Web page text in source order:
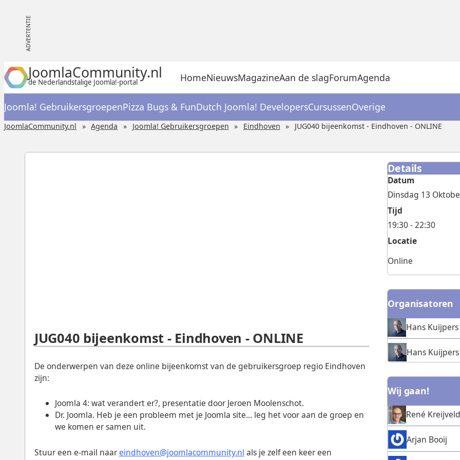
JoomlaCommunity.nl
de Nederlandstalige Joomla!-portal HomeNieuwsMagazineAan de slagForumAgenda
Joomla! GebruikersgroepenPizza Bugs & FunDutch Joomla! DevelopersCursussenOverige
JoomlaCommunity.nl Agenda Joomla! Gebruikersgroepen Eindhoven JUG040 bijeenkomst - Eindhoven - ONLINE
JUG040 bijeenkomst - Eindhoven - ONLINE
De onderwerpen van deze online bijeenkomst van de gebruikersgroep regio Eindhoven
zijn:
Joomla 4: wat verandert er?, presentatie door Jeroen Moolenschot.
Dr. Joomla. Heb je een probleem met je Joomla site... leg het voor aan de groep en
we komen er samen uit.
Stuur een e-mail naareindhoven@joomlacommunity.nl als je zelf een keer een
Details
Datum
Dinsdag 13
Tijd
19:30 - 22:30
Locatie
Online
Organisatoren
Hans Kuijpers
Hans Kuijpers
Wij gaan!
René
Arjan Booij